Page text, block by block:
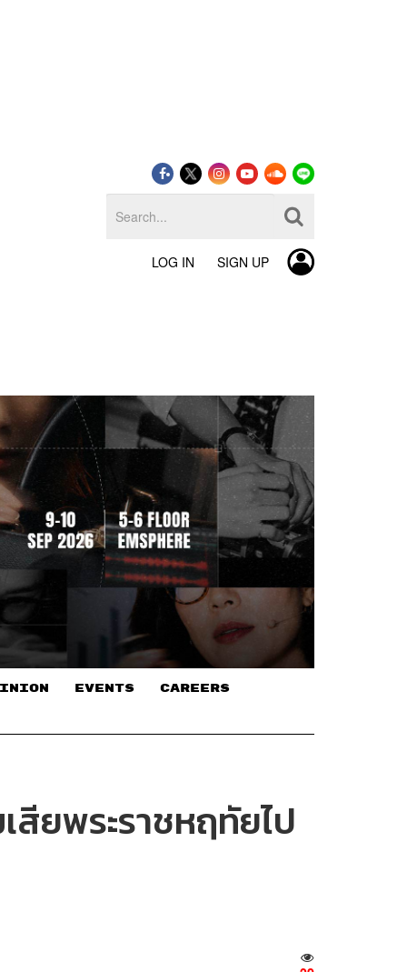
LOG IN SIGN UP
EVENTS CAREERS
สียพระราชหฤทัยไป